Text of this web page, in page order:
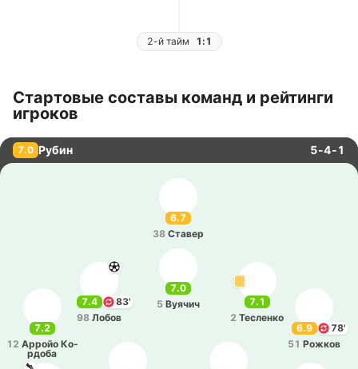
2-й тайм 1:1
Стартовые составы команд и рейтинги
игроков
7.0 Рубин 5-4-1
6.7
38 Ставер
7.2
12 Арройо Ко­
рдо­ба
7.0
5 Вуячич
7.1
2 Те­сле­нко
6.9
78'
51 Рожков
7.4
83'
98 Лобов